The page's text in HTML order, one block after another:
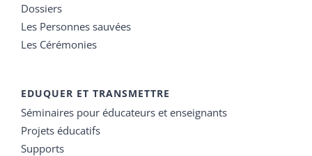
Dossiers
Les Personnes sauvées
Les Cérémonies
EDUQUER ET TRANSMETTRE
Séminaires pour éducateurs et enseignants
Projets éducatifs
Supports